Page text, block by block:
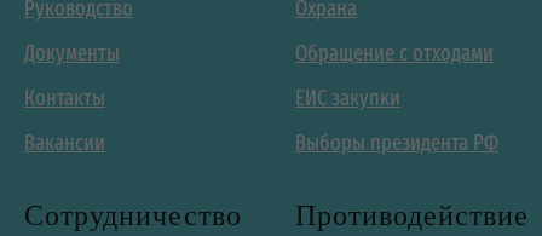
Руководство
Документы
Контакты
Вакансии
Охрана
Обращение с отходами
ЕИС закупки
Выборы президента РФ
Сотрудничество
Противодействие